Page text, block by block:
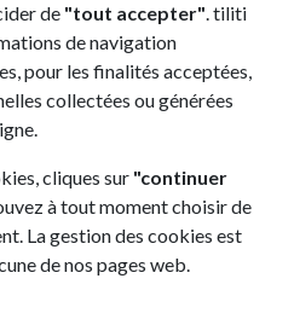
de "tout accepter". tiliti
de navigation
pour les finalités acceptées,
collectées ou générées
cliques sur "continuer
à tout moment choisir de
La gestion des cookies est
de nos pages web.